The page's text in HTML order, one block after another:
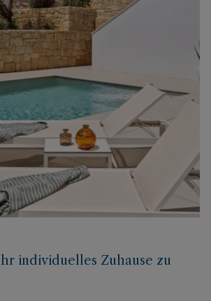
individuelles Zuhause zu